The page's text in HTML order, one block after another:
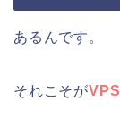
あるんです。
それこそがVPS